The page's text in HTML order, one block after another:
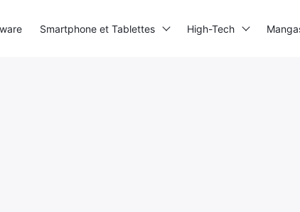
Smartphone et Tablettes High-Tech